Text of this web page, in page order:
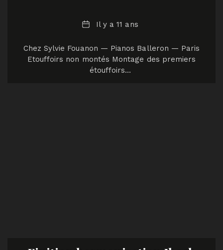
DateIl y a 11 ans
Chez Sylvie Fouanon — Pianos Balleron — Paris
Etouffoirs non montés Montage des premiers
étouffoirs…